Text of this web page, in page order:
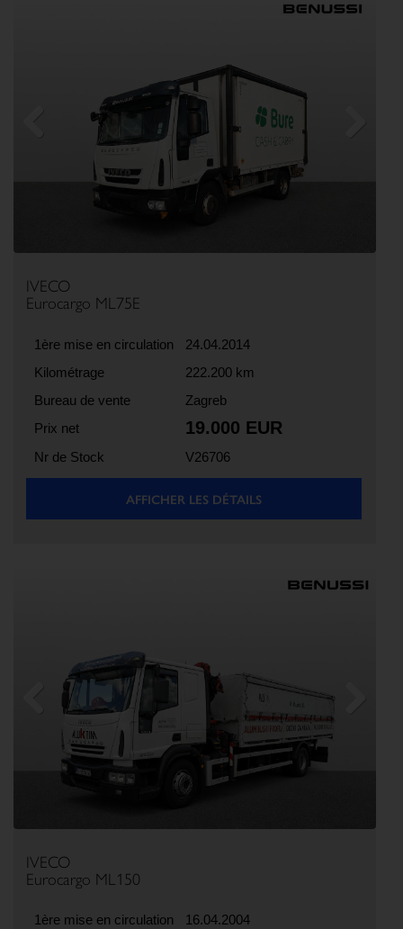
IVECO
Eurocargo ML75E
1ère mise en circulation
24.04.2014
Kilométrage
222.200 km
Bureau de vente
Zagreb
Prix net
19.000 EUR
Nr de Stock V26706
AFFICHER LES DÉTAILS
IVECO
Eurocargo ML150
1ère mise en circulation
16.04.2004